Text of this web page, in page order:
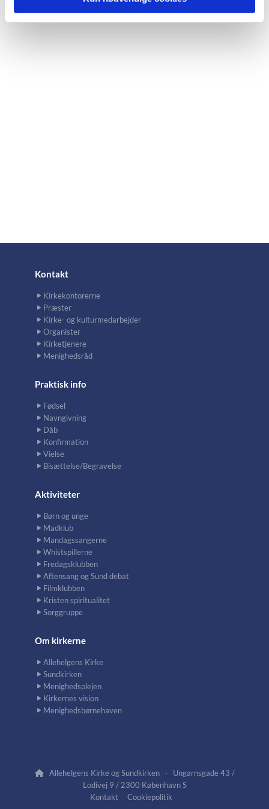
Kontakt
Kirkekontorerne
Præster
Kirke- og kulturmedarbejder
Organister
Kirketjenere
Menighedsråd
Praktisk info
Fødsel
Navngivning
Dåb
Konfirmation
Vielse
Bisættelse/Begravelse
Aktiviteter
Børn og unge
Madklub
Mandagssangerne
Whistspillerne
Fredagsklubben
Aftensang og Sund debat
Filmklubben
Kristen spiritualitet
Sorggruppe
Om kirkerne
Allehelgens Kirke
Sundkirken
Menighedsplejen
Kirkernes vision
Menighedsbørnehaven
Allehelgens Kirke og Sundkirken · Ungarnsgade 43 /
Lodivej 9 / 2300 København S
Kontakt
Cookiepolitik